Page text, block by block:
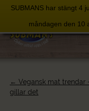
SUBMANS har stängt 4
måndagen den 10
to
content
Post
navigation
← Vegansk mat trendar
gillar det